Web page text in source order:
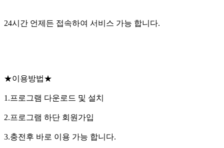
24시간 언제든 접속하여 서비스 가능 합니다.
★이용방법★
1.프로그램 다운로드 및 설치
2.프로그램 하단 회원가입
3.충전후 바로 이용 가능 합니다.